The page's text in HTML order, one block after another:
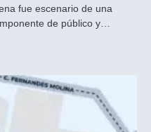
fue escenario de una
de público y…